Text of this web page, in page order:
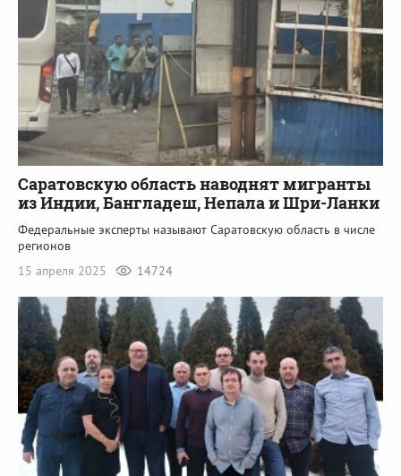
Саратовскую область наводнят мигранты
из Индии, Бангладеш, Непала и Шри-Ланки
Федеральные эксперты называют Саратовскую область в числе
регионов
15 апреля 2025
14724